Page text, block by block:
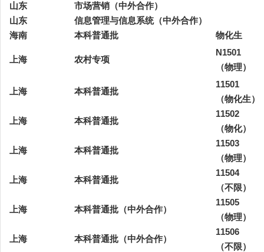
山东
市场营销（中外合作）
山东
信息管理与信息系统（中外合作）
海南
本科普通批 物化生
上海 农村专项
N1501
（物理）
上海 本科普通批
11501
（物化生）
上海 本科普通批
11502
（物化）
上海 本科普通批
11503
（物理）
上海 本科普通批
11504
（不限）
上海 本科普通批（中外合作）
11505
（物理）
上海 本科普通批（中外合作）
11506
（不限）